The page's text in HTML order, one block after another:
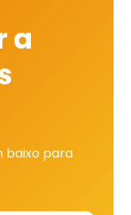
a
baixo para